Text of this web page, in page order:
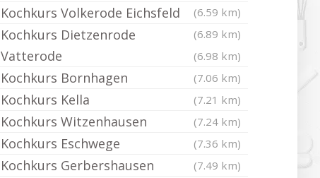
(6.59 km)
Kochkurs Volkerode Eichsfeld
(6.89 km)
Kochkurs Dietzenrode
Vatterode
(6.98 km)
Kochkurs Bornhagen (7.06 km)
Kochkurs Kella (7.21 km)
Kochkurs Witzenhausen (7.24 km)
Kochkurs Eschwege (7.36 km)
Kochkurs Gerbershausen (7.49 km)